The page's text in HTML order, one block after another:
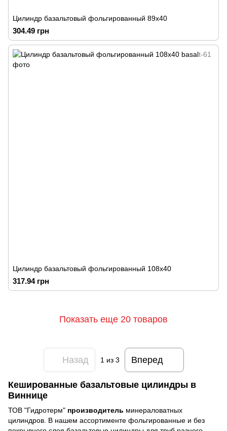
Цилиндр базальтовый фольгированный 89х40
304.49 грн
Цилиндр базальтовый фольгированный 108х40
317.94 грн
Показать еще 20 товаров
Назад 1 из 3 Вперед
Кешированные базальтовые цилиндры в
Виннице
ТОВ "Гидротерм" производитель минераловатных
цилиндров. В нашем ассортименте фольгированные и без